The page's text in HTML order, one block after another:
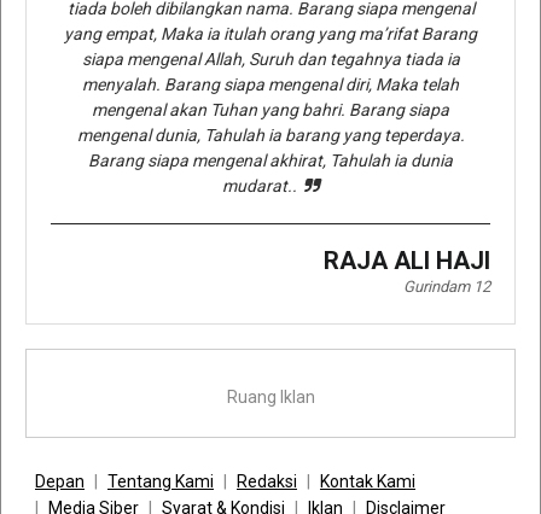
tiada boleh dibilangkan nama. Barang siapa mengenal
yang empat, Maka ia itulah orang yang ma’rifat Barang
siapa mengenal Allah, Suruh dan tegahnya tiada ia
menyalah. Barang siapa mengenal diri, Maka telah
mengenal akan Tuhan yang bahri. Barang siapa
mengenal dunia, Tahulah ia barang yang teperdaya.
Barang siapa mengenal akhirat, Tahulah ia dunia
mudarat..
RAJA ALI HAJI
Gurindam 12
Ruang Iklan
Depan Tentang Kami Redaksi
Kontak Kami
Media Siber
Syarat & Kondisi Iklan Disclaimer